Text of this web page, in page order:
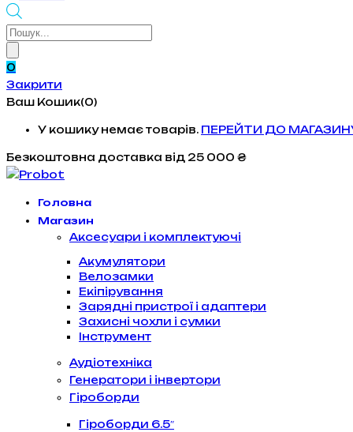
Products
0
Закрити
Ваш Кошик(0)
У кошику немає товарів. ПЕРЕЙТИ ДО
Безкоштовна доставка від 25 000 ₴
Головна
Магазин
Аксесуари і комплектуючі
Акумулятори
Велозамки
Екіпірування
Зарядні пристрої і адаптери
Захисні чохли і сумки
Інструмент
Аудіотехніка
Генератори і інвертори
Гіроборди
Гіроборди 6.5″